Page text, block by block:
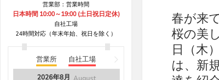
営業部：営業時間
日本時間 10:00～19:00 (土日祝日定休)
自社工場
24時間対応（年末年始、祝日を除く）
営業所
自社工場
2026年8月 August
B8***8A
8.6
5
8.6
5
B6***4A
8.6
5
B8***7A
8.6
10
春が来
桜の美
日（木
は、新